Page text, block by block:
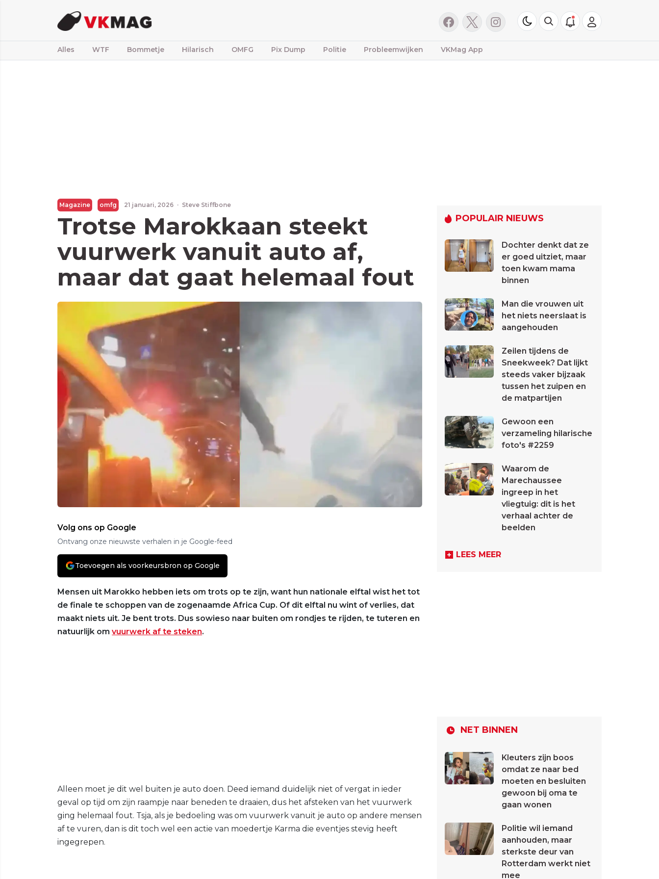
Alles WTF Bommetje Hilarisch OMFG Pix Dump Politie Probleemwijken VKMag App
Magazine omfg 21 januari, 2026 · Steve Stiffbone
Trotse Marokkaan steekt
vuurwerk vanuit auto af,
maar dat gaat helemaal fout
Volg ons op Google
Ontvang onze nieuwste verhalen in je Google-feed
Toevoegen als voorkeursbron op Google
Mensen uit Marokko hebben iets om trots op te zijn, want hun nationale elftal wist het tot
de finale te schoppen van de zogenaamde Africa Cup. Of dit elftal nu wint of verlies, dat
maakt niets uit. Je bent trots. Dus sowieso naar buiten om rondjes te rijden, te tuteren en
natuurlijk om vuurwerk af te steken.
Alleen moet je dit wel buiten je auto doen. Deed iemand duidelijk niet of vergat in ieder
geval op tijd om zijn raampje naar beneden te draaien, dus het afsteken van het vuurwerk
ging helemaal fout. Tsja, als je bedoeling was om vuurwerk vanuit je auto op andere mensen
af te vuren, dan is dit toch wel een actie van moedertje Karma die eventjes stevig heeft
ingegrepen.
POPULAIR NIEUWS
Dochter denkt dat ze
er goed uitziet, maar
toen kwam mama
binnen
Man die vrouwen uit
het niets neerslaat is
aangehouden
Zeilen tijdens de
Sneekweek? Dat lijkt
steeds vaker bijzaak
tussen het zuipen en
de matpartijen
Gewoon een
verzameling hilarische
foto's #2259
Waarom de
Marechaussee
ingreep in het
vliegtuig: dit is het
verhaal achter de
beelden
LEES MEER
NET BINNEN
Kleuters zijn boos
omdat ze naar bed
moeten en besluiten
gewoon bij oma te
gaan wonen
Politie wil iemand
aanhouden, maar
sterkste deur van
Rotterdam werkt niet
mee